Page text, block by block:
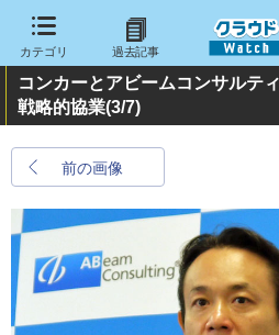
カテゴリ 過去記事
コンカーとアビームコンサルテ
戦略的協業(3/7)
前の画像